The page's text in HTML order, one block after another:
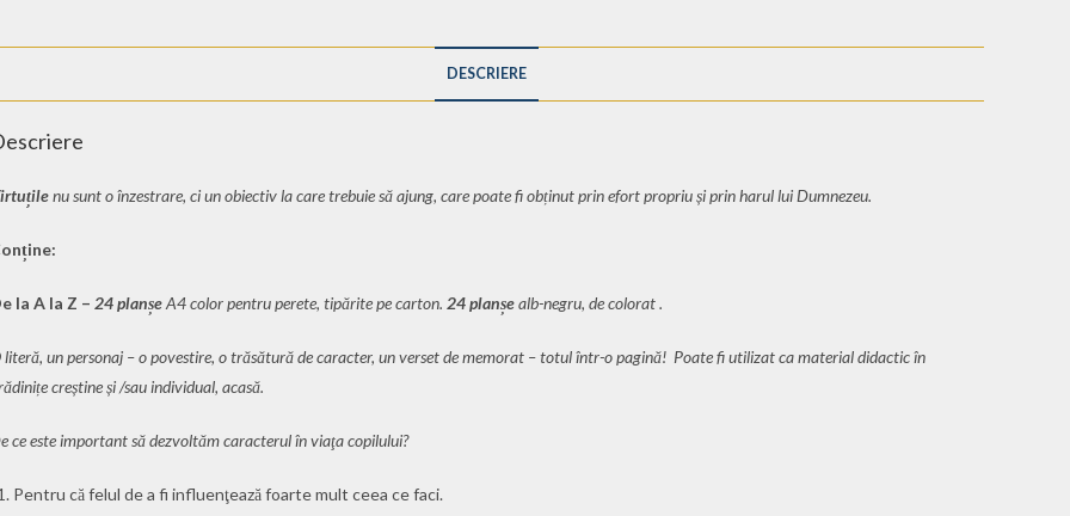
DESCRIERE
nu sunt o înzestrare, ci un obiectiv la care trebuie săajung, care poate fi obținut prin efort propriu și prin harul lui Dumnezeu.
la A la Z – 24 planșeA4 color pentru perete, tipărite pe carton. 24planșealb-negru, de colorat .
literă, un personaj – o povestire, o trăsătură de caracter, un verset de memorat – totul într-o pagină! Poate fi utilizat ca material didactic în
creștine și /sau individual, acasă.
ce este important să dezvoltăm caracterul în viaţa copilului?
Pentru că felul de a fi influenţează foarte mult ceea ce faci.